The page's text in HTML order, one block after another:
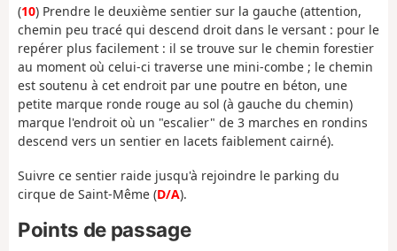
(10) Prendre le deuxième sentier sur la gauche (attention,
chemin peu tracé qui descend droit dans le versant : pour le
repérer plus facilement : il se trouve sur le chemin forestier
au moment où celui-ci traverse une mini-combe ; le chemin
est soutenu à cet endroit par une poutre en béton, une
petite marque ronde rouge au sol (à gauche du chemin)
marque l'endroit où un "escalier" de 3 marches en rondins
descend vers un sentier en lacets faiblement cairné).
Suivre ce sentier raide jusqu'à rejoindre le parking du
cirque de Saint-Même (D/A).
Points de passage